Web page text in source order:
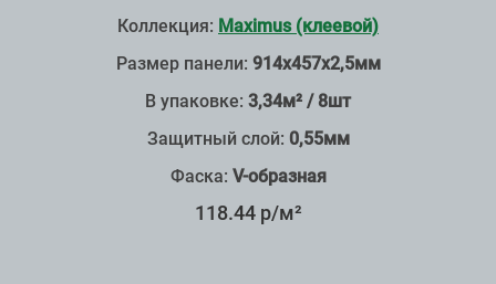
Коллекция: Maximus (клеевой)
Размер панели: 914х457х2,5мм
В упаковке: 3,34м² / 8шт
Защитный слой: 0,55мм
Фаска: V-образная
118.44 р/м²